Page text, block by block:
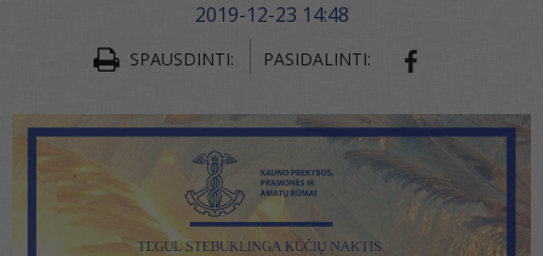
2019-12-23 14:48
SPAUSDINTI: PASIDALINTI: